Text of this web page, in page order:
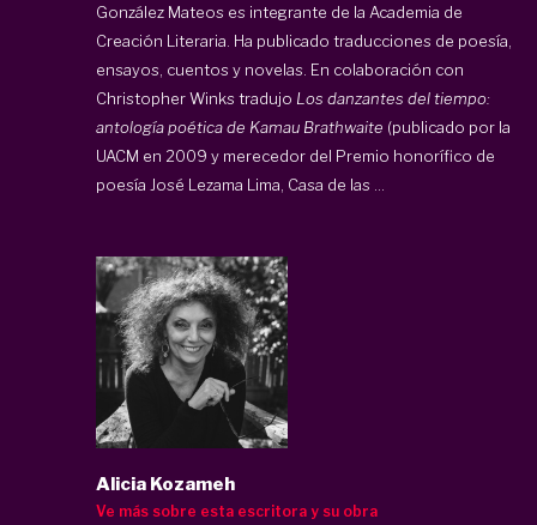
González Mateos es integrante de la Academia de
Creación Literaria. Ha publicado traducciones de poesía,
ensayos, cuentos y novelas. En colaboración con
Christopher Winks tradujo Los danzantes del tiempo:
antología poética de Kamau Brathwaite (publicado por la
UACM en 2009 y merecedor del Premio honorífico de
poesía José Lezama Lima, Casa de las ...
Alicia Kozameh
Ve más sobre esta escritora y su obra